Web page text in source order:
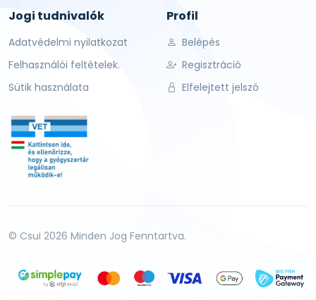
Jogi tudnivalók
Adatvédelmi nyilatkozat
Felhasználói feltételek.
Sütik használata
Profil
Belépés
Regisztráció
Elfelejtett jelszó
© Csui 2026 Minden Jog Fenntartva.